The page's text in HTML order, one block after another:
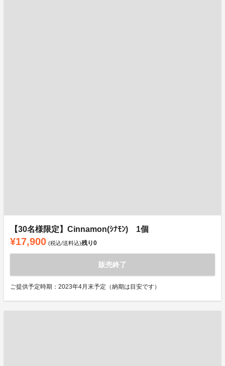
【30名様限定】Cinnamon(ｼﾅﾓﾝ) 1個
¥17,900 (税込/送料込)残り0
販売終了
ご提供予定時期：2023年4月末予定（納期は目安です）